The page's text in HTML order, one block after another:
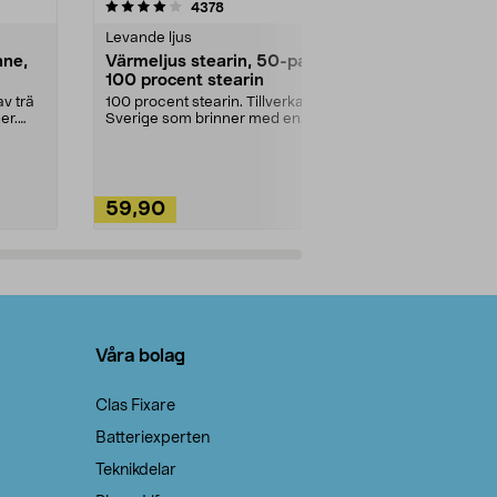
trä
4378recensioner
Levande ljus
Värmeljus stearin, 50-pack,
100 procent stearin
100 procent stearin. Tillverkade i
Sverige som brinner med en
59,90
4.5av 5 stjärnor
Våra bolag
Clas Fixare
Batteriexperten
Teknikdelar